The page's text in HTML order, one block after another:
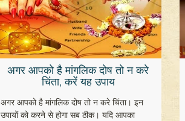
अगर आपको है मांगलिक दोष तो न करे
चिंता, करें यह उपाय
अगर आपको है मांगलिक दोष तो न करे चिंता। इन
उपायों को करने से होगा सब ठीक। यदि आपका